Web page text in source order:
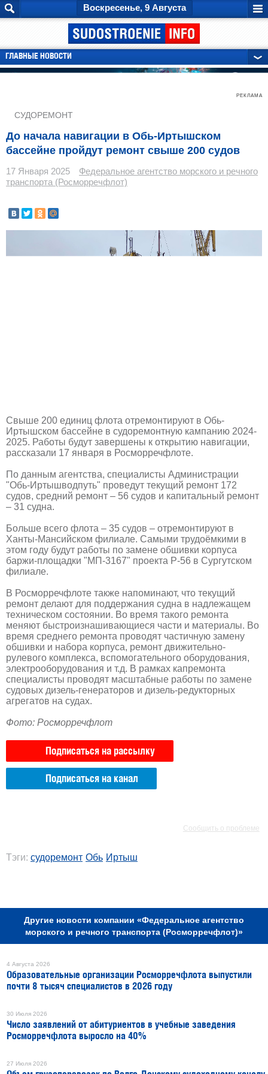
Воскресенье, 9 Августа
ГЛАВНЫЕ НОВОСТИ
РЕКЛАМА
СУДОРЕМОНТ
До начала навигации в Обь-Иртышском
бассейне пройдут ремонт свыше 200 судов
17 Января 2025
Федеральное агентство морского и речного
транспорта (Росморречфлот)
Свыше 200 единиц флота отремонтируют в Обь-
Иртышском бассейне в судоремонтную кампанию 2024-
2025. Работы будут завершены к открытию навигации,
рассказали 17 января в Росморречфлоте.
По данным агентства, специалисты Администрации
"Обь-Иртышводпуть" проведут текущий ремонт 172
судов, средний ремонт – 56 судов и капитальный ремонт
– 31 судна.
Больше всего флота – 35 судов – отремонтируют в
Ханты-Мансийском филиале. Cамыми трудоёмкими в
этом году будут работы по замене обшивки корпуса
баржи-площадки "МП-3167" проекта Р-56 в Сургутском
филиале.
В Росморречфлоте также напоминают, что текущий
ремонт делают для поддержания судна в надлежащем
техническом состоянии. Во время такого ремонта
меняют быстроизнашивающиеся части и материалы. Во
время среднего ремонта проводят частичную замену
обшивки и набора корпуса, ремонт движительно-
рулевого комплекса, вспомогательного оборудования,
электрооборудования и т.д. В рамках капремонта
специалисты проводят масштабные работы по замене
судовых дизель-генераторов и дизель-редукторных
агрегатов на судах.
Фото: Росморречфлот
Подписаться на рассылку
Подписаться на канал
Сообщить о проблеме
Тэги: судоремонт Обь Иртыш
Другие новости компании «Федеральное агентство
морского и речного транспорта (Росморречфлот)»
4 Августа 2026
Образовательные организации Росморречфлота выпустили
почти 8 тысяч специалистов в 2026 году
30 Июля 2026
Число заявлений от абитуриентов в учебные заведения
Росморречфлота выросло на 40%
27 Июля 2026